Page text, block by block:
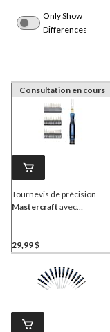
Only Show
Differences
Consultation en cours
Tournevis de précision
Mastercraft avec
étui, paq. 35
29,99 $